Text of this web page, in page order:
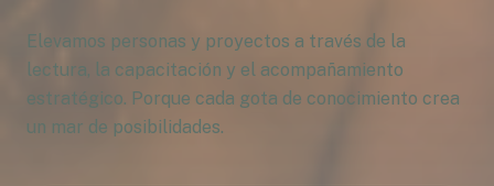
Elevamos personas y proyectos a través de la
lectura, la capacitación y el acompañamiento
estratégico. Porque cada gota de conocimiento crea
un mar de posibilidades.